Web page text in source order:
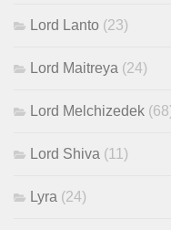
Lord Lanto (23)
Lord Maitreya (24)
Lord Melchizedek
Lord Shiva (11)
Lyra (24)